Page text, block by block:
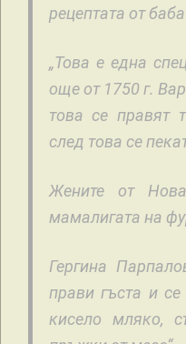
рецептата от
„Това е една
още от 1750 г.
това се правят
след това се
Жените от
мамалигата на
Гергина
прави гъста и
кисело мляко,